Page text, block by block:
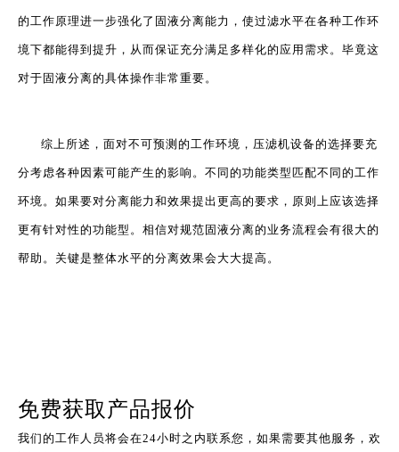
的工作原理进一步强化了固液分离能力，使过滤水平在各种工作环
境下都能得到提升，从而保证充分满足多样化的应用需求。毕竟这
对于固液分离的具体操作非常重要。
综上所述，面对不可预测的工作环境，压滤机设备的选择要充
分考虑各种因素可能产生的影响。不同的功能类型匹配不同的工作
环境。如果要对分离能力和效果提出更高的要求，原则上应该选择
更有针对性的功能型。相信对规范固液分离的业务流程会有很大的
帮助。关键是整体水平的分离效果会大大提高。
免费获取产品报价
我们的工作人员将会在24小时之内联系您，如果需要其他服务，欢